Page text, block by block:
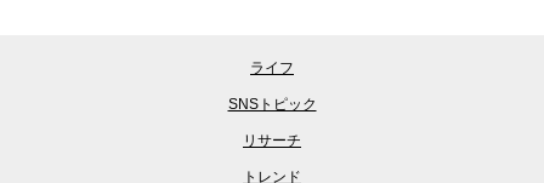
ライフ
SNSトピック
リサーチ
トレンド